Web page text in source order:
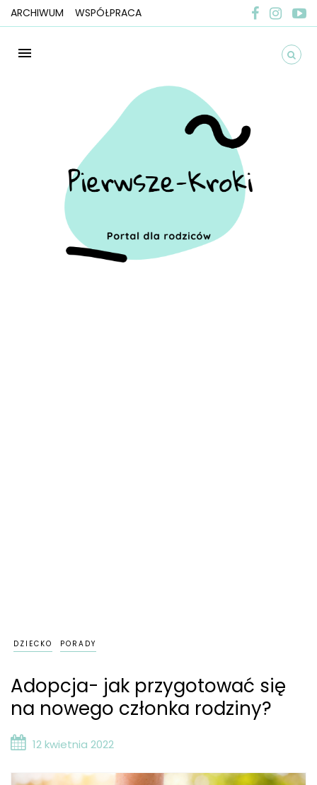
ARCHIWUM WSPÓŁPRACA
DZIECKO PORADY
Adopcja- jak przygotować się
na nowego członka rodziny?
12 kwietnia 2022